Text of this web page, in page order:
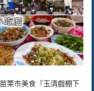
栗市美食『玉清戲棚下